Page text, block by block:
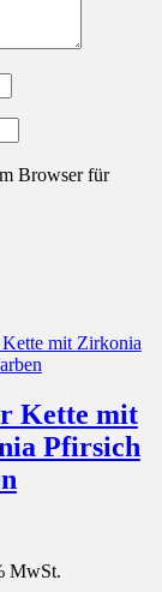
Browser für
Kette mit
Pfirsich
MwSt.